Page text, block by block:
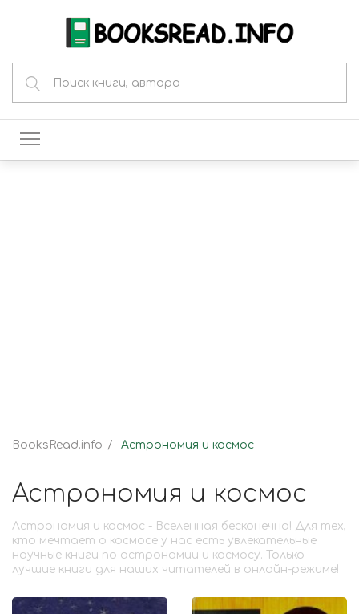
BooksRead.info Астрономия и космос
Астрономия и космос
Астрономия и космос - Вселенная бесконечна! Для тех,
кто мечтает о космосе у нас есть увлекательные
научные книги по астрономии и космосу. Только
лучшие книги для наших читателей в онлайн-режиме!